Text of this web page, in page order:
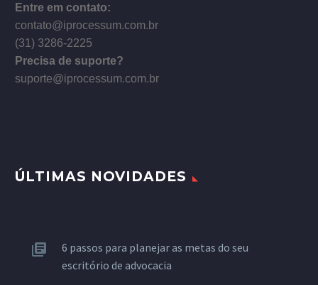
Entre em contato:
contato@iprocessum.com.br
(31) 3286-2225
Precisa de suporte?
suporte@iprocessum.com.br
ÚLTIMAS NOVIDADES
6 passos para planejar as metas do seu
escritório de advocacia